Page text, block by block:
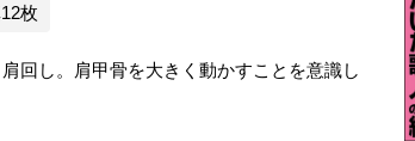
枚
回し。肩甲骨を大きく動かすことを意識し